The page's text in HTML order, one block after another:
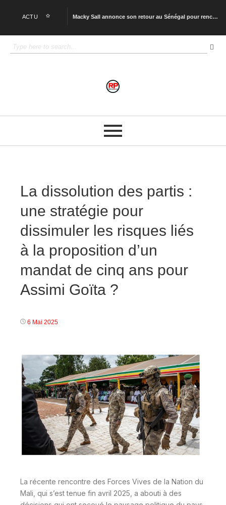
ACTU Macky Sall annonce son retour au Sénégal pour rencontrer Bassirou Diomaye Faye
HCME, CNJ, CSDM : quand les associations deviennent des escaliers politiques.
Yves Bissouma quitte officiellement Tottenham.
La dissolution des partis :
une stratégie pour
dissimuler les risques liés
à la proposition d’un
mandat de cinq ans pour
Assimi Goïta ?
6 Mai 2025
La récente rencontre des Forces Vives de la Nation du
Mali, qui s’est tenue fin avril 2025, a abouti à des